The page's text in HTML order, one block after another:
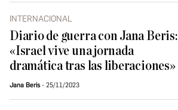
INTERNACIONAL
Diario de guerra con Jana Beris:
«Israel vive una jornada
dramática tras las liberaciones»
Jana Beris 25/11/2023